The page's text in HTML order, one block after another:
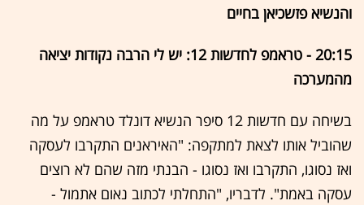
והנשיא פזשכיאן בחיים
20:15 - טראמפ לחדשות 12: יש לי הרבה נקודות יציאה
מהמערכה
בשיחה עם חדשות 12 סיפר הנשיא דונלד טראמפ על מה
שהוביל אותו לצאת למתקפה: "האיראנים התקרבו לעסקה
ואז נסוגו, התקרבו ואז נסוגו - הבנתי מזה שהם לא רוצים
עסקה באמת". לדבריו, "התחלתי לכתוב נאום אתמול -